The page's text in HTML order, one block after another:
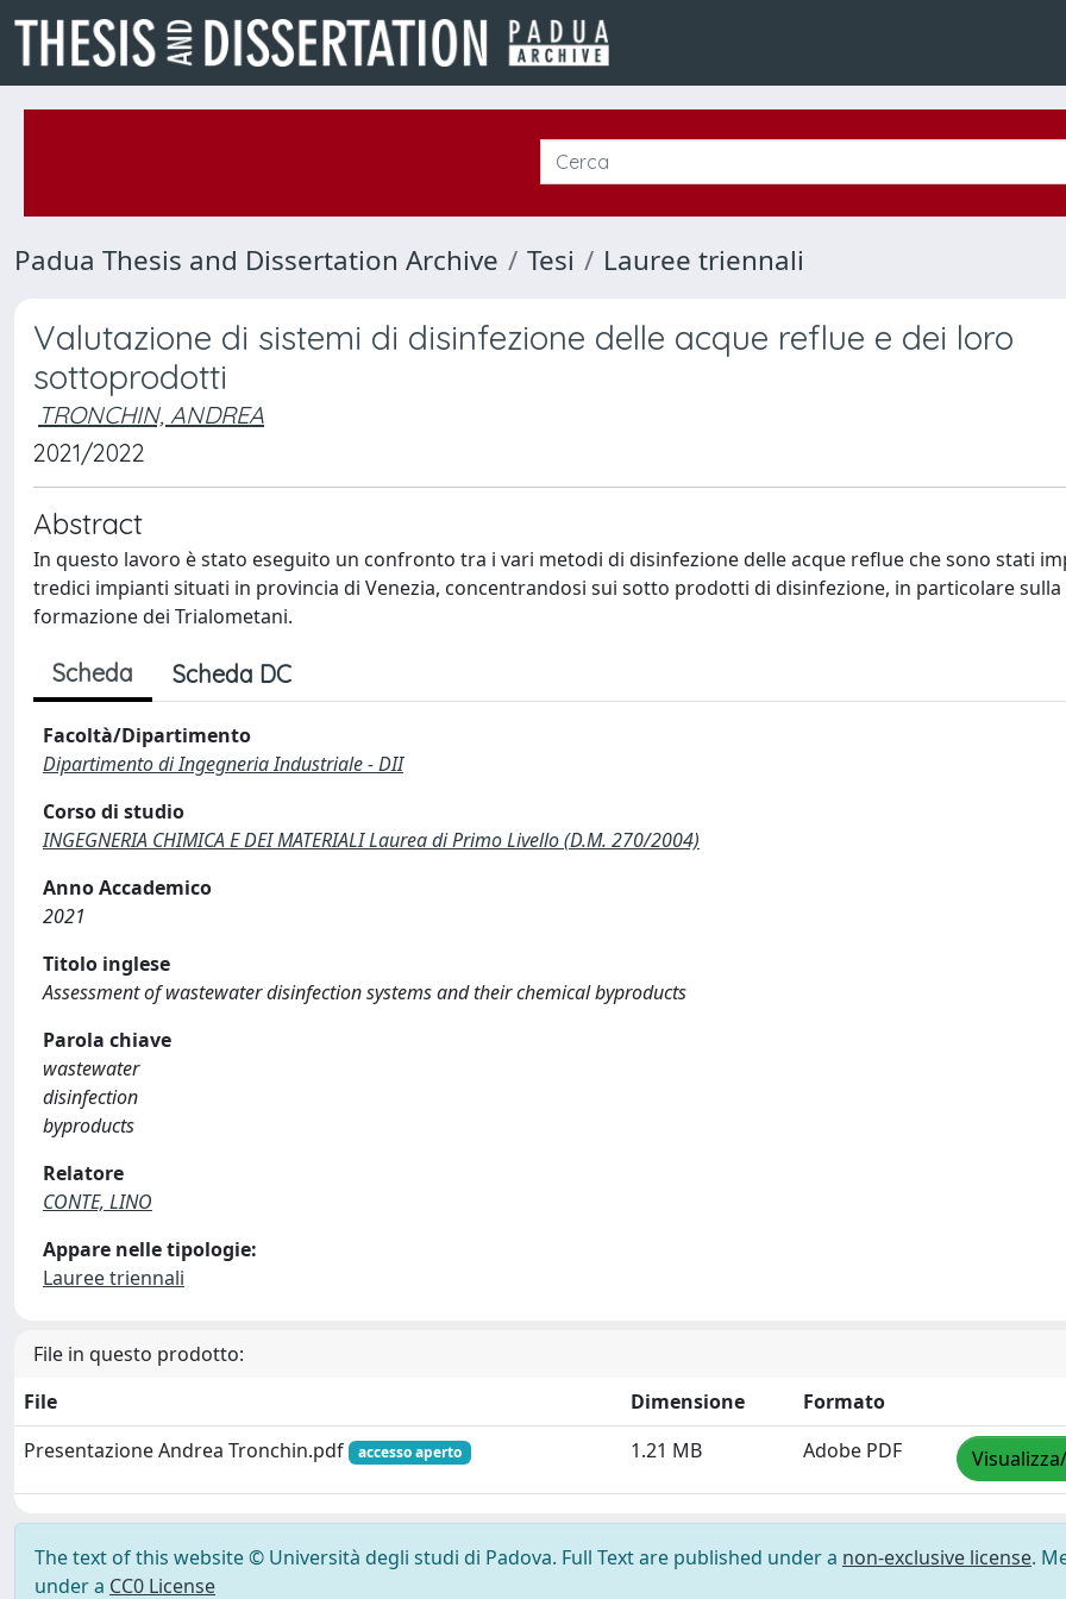
Padua Thesis and Dissertation Archive Tesi Lauree triennali
Valutazione di sistemi di disinfezione delle acque reflue e dei loro
sottoprodotti
TRONCHIN, ANDREA
2021/2022
Abstract
In questo lavoro è stato eseguito un confronto tra i vari metodi di disinfezione delle acque reflue che sono stati
tredici impianti situati in provincia di Venezia, concentrandosi sui sotto prodotti di disinfezione, in particolare sulla
formazione dei Trialometani.
Scheda Scheda DC
Facoltà/Dipartimento
Dipartimento di Ingegneria Industriale - DII
Corso di studio
INGEGNERIA CHIMICA E DEI MATERIALI Laurea di Primo Livello (D.M. 270/2004)
Anno Accademico
2021
Titolo inglese
Assessment of wastewater disinfection systems and their chemical byproducts
Parola chiave
wastewater
disinfection
byproducts
Relatore
CONTE, LINO
Appare nelle tipologie:
Lauree triennali
File in questo prodotto:
File
Dimensione
Formato
Presentazione Andrea Tronchin.pdf
accesso aperto 1.21 MB Adobe PDF
The text of this website © Università degli studi di Padova. Full Text are published under a non-exclusive license.
under a CC0 License